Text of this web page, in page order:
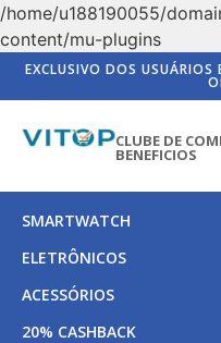
/home/u188190055/
content/mu-plugins
EXCLUSIVO DOS
CLUBE DE
BENEFICIOS
SMARTWATCH
ELETRÔNICOS
ACESSÓRIOS
20% CASHBACK